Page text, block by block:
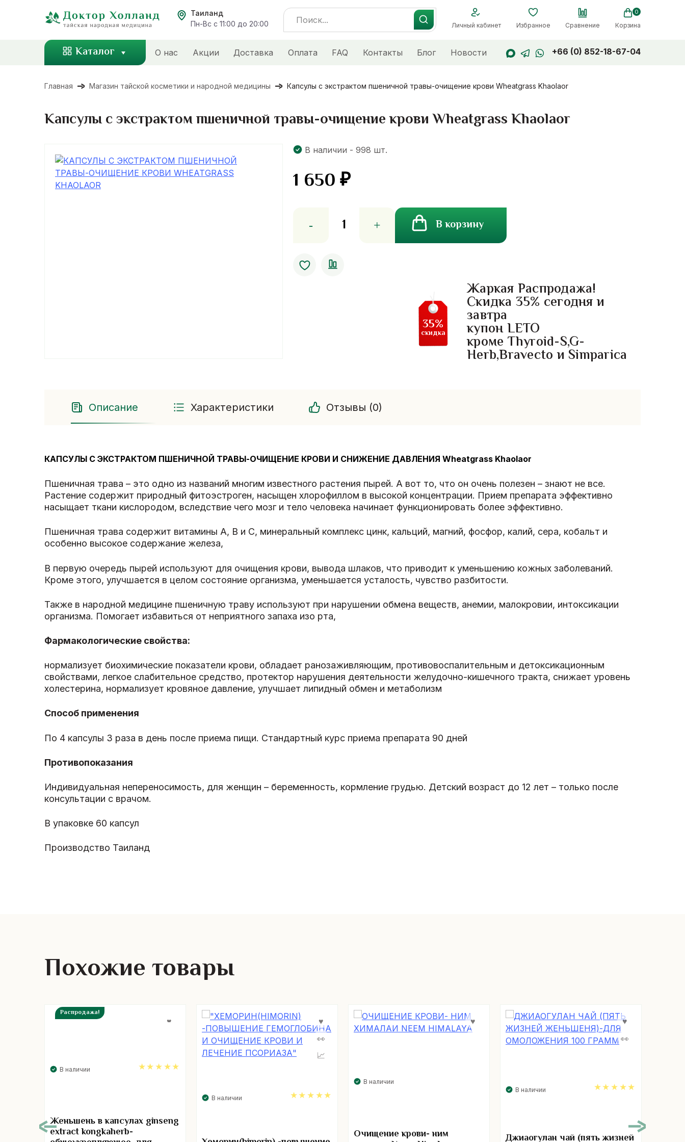
Таиланд
Пн-Вс с 11:00 до 20:00
Search
for:
Личный кабинет Избранное Сравнение
0
Корзина
Каталог О нас Акции Доставка Оплата FAQ Контакты Блог Новости +66 (0) 852-18-67-04
Главная Магазин тайской косметики и народной медицины Капсулы с экстрактом пшеничной травы-очищение крови Wheatgrass Khaolaor
Капсулы с экстрактом пшеничной травы-очищение крови Wheatgrass Khaolaor
В наличии - 998 шт.
1 650₽
товара
экстрактом
В корзину
Жаркая Распродажа!
Скидка 35% сегодня и
завтра
купон LETO
кроме Thyroid-S,G-
Herb,Bravecto и Simparica
35%
скидка
Описание Характеристики Отзывы (0)
КАПСУЛЫ С ЭКСТРАКТОМ ПШЕНИЧНОЙ ТРАВЫ-ОЧИЩЕНИЕ КРОВИ И СНИЖЕНИЕ ДАВЛЕНИЯ Wheatgrass Khaolaor
Пшеничная трава – это одно из названий многим известного растения пырей. А вот то, что он очень полезен – знают не все.
Растение содержит природный фитоэстроген, насыщен хлорофиллом в высокой концентрации. Прием препарата эффективно
насыщает ткани кислородом, вследствие чего мозг и тело человека начинает функционировать более эффективно.
Пшеничная трава содержит витамины А, В и С, минеральный комплекс цинк, кальций, магний, фосфор, калий, сера, кобальт и
особенно высокое содержание железа,
В первую очередь пырей используют для очищения крови, вывода шлаков, что приводит к уменьшению кожных заболеваний.
Кроме этого, улучшается в целом состояние организма, уменьшается усталость, чувство разбитости.
Также в народной медицине пшеничную траву используют при нарушении обмена веществ, анемии, малокровии, интоксикации
организма. Помогает избавиться от неприятного запаха изо рта,
Фармакологические свойства:
нормализует биохимические показатели крови, обладает ранозаживляющим, противовоспалительным и детоксикационным
свойствами, легкое слабительное средство, протектор нарушения деятельности желудочно-кишечного тракта, снижает уровень
холестерина, нормализует кровяное давление, улучшает липидный обмен и метаболизм
Способ применения
По 4 капсулы 3 раза в день после приема пищи. Стандартный курс приема препарата 90 дней
Противопоказания
Индивидуальная непереносимость, для женщин – беременность, кормление грудью. Детский возраст до 12 лет – только после
консультации с врачом.
В упаковке 60 капсул
Производство Таиланд
Похожие товары
Распродажа!
В наличии
Женьшень в капсулах ginseng
extract kongkaherb-
В наличии
В наличии
Очищение крови- ним
В наличии
Джиаогулан чай (пять жизней